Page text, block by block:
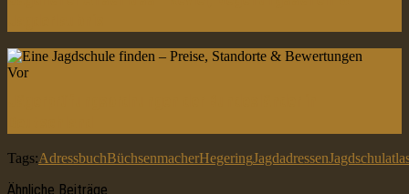
Vor
Tags:AdressbuchBüchsenmacherHegeringJagdadressen
Ähnliche Beiträge